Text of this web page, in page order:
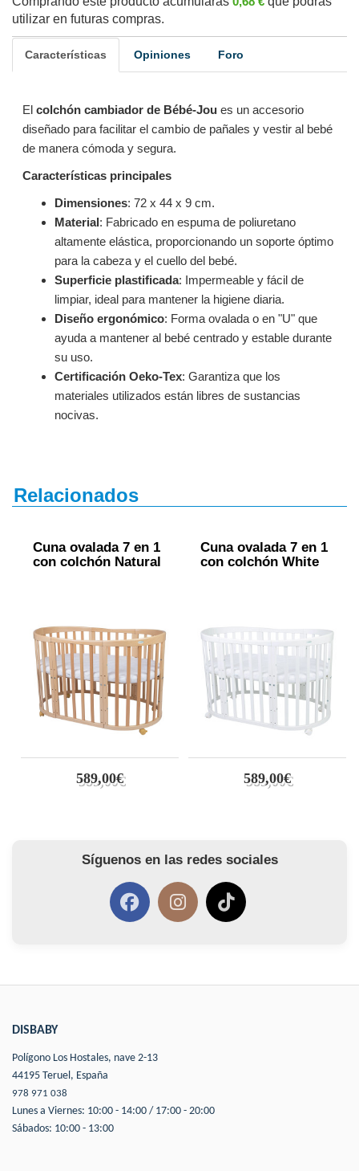
utilizar en futuras compras.
Características Opiniones Foro
El colchón cambiador de Bébé-Joues un accesorio
diseñado para facilitar el cambio de pañales y vestir al bebé
de manera cómoda y segura.
Características principales
Dimensiones: 72 x 44 x 9 cm.
Material: Fabricado en espuma de poliuretano
altamente elástica, proporcionando un soporte óptimo
para la cabeza y el cuello del bebé.
Superficie plastificada: Impermeable y fácil de
limpiar, ideal para mantener la higiene diaria.
Diseño ergonómico: Forma ovalada o en "U" que
ayuda a mantener al bebé centrado y estable durante
su uso.
Certificación Oeko-Tex: Garantiza que los
materiales utilizados están libres de sustancias
nocivas.
Relacionados
Cuna ovalada 7 en 1
con colchón Natural
589,00€
Cuna ovalada 7 en 1
con colchón White
589,00€
Síguenos en las redes sociales
DISBABY
Polígono Los Hostales, nave 2-13
44195 Teruel, España
978 971 038
Lunes a Viernes: 10:00 - 14:00 / 17:00 - 20:00
Sábados: 10:00 - 13:00